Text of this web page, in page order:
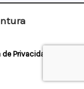
Privacidad